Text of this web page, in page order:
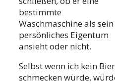
bestimmte
Waschmaschine als sein
persönliches Eigentum
ansieht oder nicht.
Selbst wenn ich kein Bier
schmecken würde,